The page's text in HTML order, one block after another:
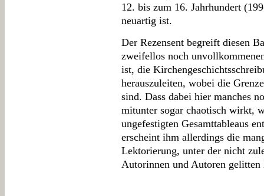
12. bis zum 16. Jahrhundert
neuartig ist.
Der Rezensent begreift diesen
zweifellos noch
ist, die
herauszuleiten, wobei die
sind. Dass dabei hier manches
mitunter sogar chaotisch wirkt,
ungefestigten Gesamttableaus
erscheint ihm allerdings die
Lektorierung, unter der nicht
Autorinnen und Autoren gelitten